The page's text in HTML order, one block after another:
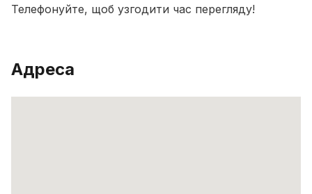
Телефонуйте, щоб узгодити час перегляду!
Адреса